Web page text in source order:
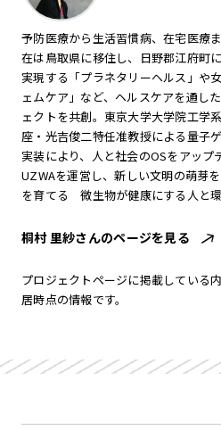
予防医療から生活習慣病、在宅医療
在は鳥取県に移住し、日野郡江府町
実現する「プラネタリーヘルス」や
ェムケア」など、ヘルスケアを通し
ェクトを共創。東京大学大学院工学
座・光吉俊二特任准教授による量子
実装により、人と社会のOSをアップ
UZWAを運営し、新しい文明の萌芽
を育てる 微生物が健康にする人と環
桐村 里紗さんのページを見る
プロジェクトページに掲載している
居時点の情報です。